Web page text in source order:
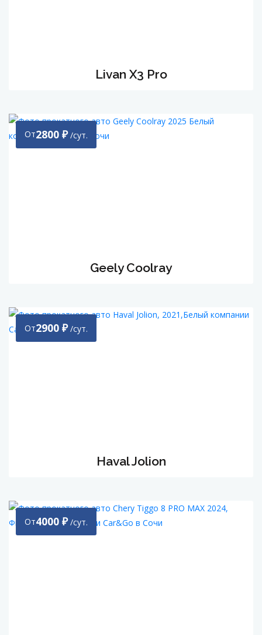
Livan X3 Pro
Geely Coolray
От2800 ₽ /сут.
Haval Jolion
От2900 ₽ /сут.
От4000 ₽ /сут.